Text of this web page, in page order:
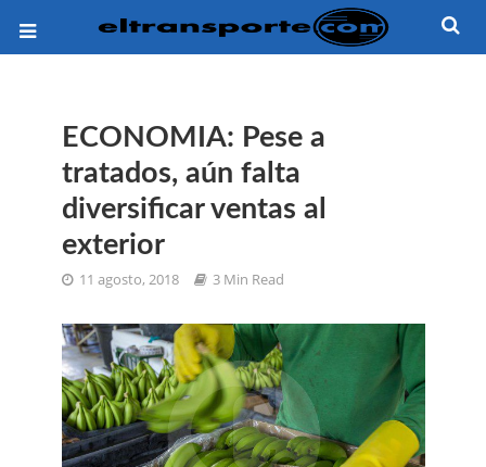
ECONOMIA: Pese a
tratados, aún falta
diversificar ventas al
exterior
11 agosto, 2018 3 Min Read